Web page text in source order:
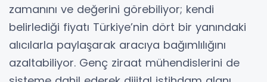
zamanını ve değerini görebiliyor; kendi
belirlediği fiyatı Türkiye’nin dört bir yanındaki
alıcılarla paylaşarak aracıya bağımlılığını
azaltabiliyor. Genç ziraat mühendislerini de